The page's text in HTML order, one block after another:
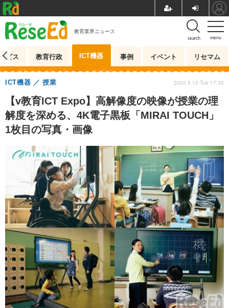
menu
search
教育業界ニュース
ビス 教育行政 ICT機器 事例 イベント リセマム
【v教育ICT Expo】高解像度の映像が授業の理
解度を深める、4K電子黒板「MIRAI TOUCH」
1枚目の写真・画像
ICT機器 授業 2020.5.12 Tue 17:35